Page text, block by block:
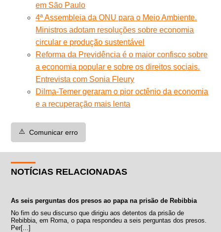
em São Paulo
4ª Assembleia da ONU para o Meio Ambiente.
Ministros adotam resoluções sobre economia
circular e produção sustentável
Reforma da Previdência é o maior confisco sobre
a economia popular e sobre os direitos sociais.
Entrevista com Sonia Fleury
Dilma-Temer geraram o pior octênio da economia
e a recuperação mais lenta
⚠️ Comunicar erro
NOTÍCIAS RELACIONADAS
As seis perguntas dos presos ao papa na prisão de Rebibbia
No fim do seu discurso que dirigiu aos detentos da prisão de
Rebibbia, em Roma, o papa respondeu a seis perguntas dos presos.
Per[...]